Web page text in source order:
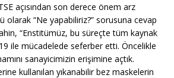
açısından son derece önem arz
olarak “Ne yapabiliriz?” sorusuna cevap
“Enstitümüz, bu süreçte tüm kaynak
ile mücadelede seferber etti. Öncelikle
sanayicimizin erişimine açtık.
kullanılan yıkanabilir bez maskelerin